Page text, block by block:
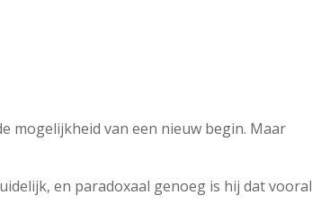
mogelijkheid van een nieuw begin. Maar
en paradoxaal genoeg is hij dat vooral